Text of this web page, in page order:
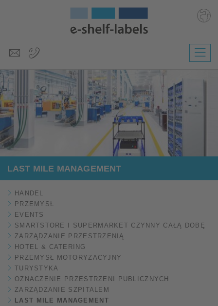
Česky
Magyar Slovenščina
Nederlands
LAST MILE MANAGEMENT
HANDEL
PRZEMYSŁ
EVENTS
SMARTSTORE I SUPERMARKET CZYNNY CAŁĄ DOBĘ
ZARZĄDZANIE PRZESTRZENIĄ
HOTEL & CATERING
PRZEMYSŁ MOTORYZACYJNY
TURYSTYKA
OZNACZENIE PRZESTRZENI PUBLICZNYCH
ZARZĄDZANIE SZPITALEM
LAST MILE MANAGEMENT